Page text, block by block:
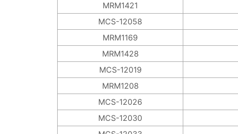
MRM1421
MCS-12058
MRM1169
MRM1428
MCS-12019
MRM1208
MCS-12026
MCS-12030